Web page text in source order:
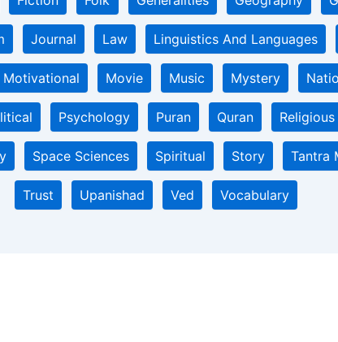
Journal Law Linguistics And Languages
Motivational Movie Music Mystery
Psychology Puran Quran Religious
Space Sciences Spiritual Story Tantra
Trust Upanishad Ved Vocabulary